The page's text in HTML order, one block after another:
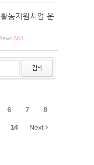
동지원사업 운
864
검색
6 7 8
14 Next